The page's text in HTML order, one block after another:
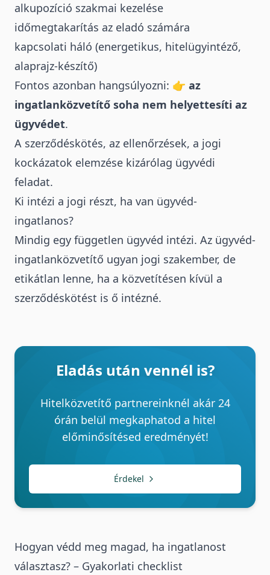
alkupozíció szakmai kezelése
időmegtakarítás az eladó számára
kapcsolati háló (energetikus, hitelügyintéző,
alaprajz-készítő)
Fontos azonban hangsúlyozni: 👉 az
ingatlanközvetítő soha nem helyettesíti az
ügyvédet.
A szerződéskötés, az ellenőrzések, a jogi
kockázatok elemzése kizárólag ügyvédi
feladat.
Ki intézi a jogi részt, ha van ügyvéd-
ingatlanos?
Mindig egy független ügyvéd intézi. Az ügyvéd-
ingatlanközvetítő ugyan jogi szakember, de
etikátlan lenne, ha a közvetítésen kívül a
szerződéskötést is ő intézné.
Eladás után vennél is?
Hitelközvetítő partnereinknél akár 24
órán belül megkaphatod a hitel
előminősítésed eredményét!
Érdekel
Hogyan védd meg magad, ha ingatlanost
választasz? – Gyakorlati checklist